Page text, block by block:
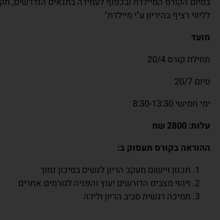
הַמִּשְׁתַּמְּשִׁים
קוֹרֵא־מָסָךְ;
Control-
לִפְתִיחַת
נְגִישׁוּת.
לליווי רציף בהיריון ע"י מיילדת"
מועד
תחילת קורס 20/4
סיום 20/7
ימי חמישי 8:30-13:30
עלות:
ההוראה בקורס תעסוק ב:
תכנון ויישום מעקב הריון לנשים בסיכון נמוך
זיהוי מצבים הדורשים יעוץ והפניה לגורמים אחרים
תמיכה רגשית סביב הריון ולידה